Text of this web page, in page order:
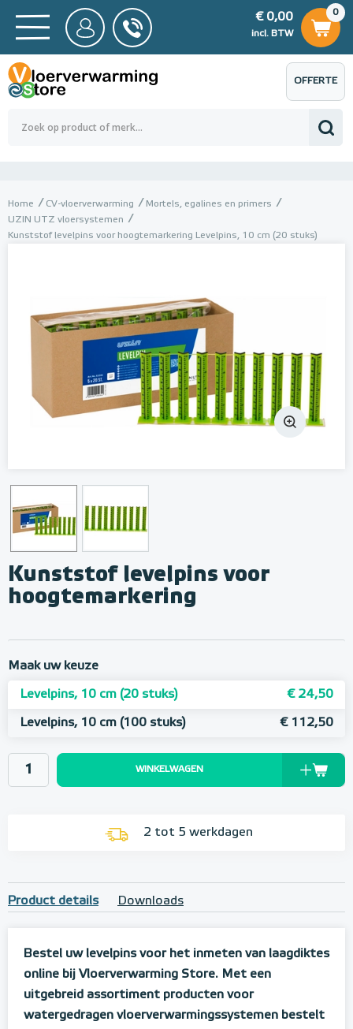
BTW
0,00
0
€ 0,00
incl. BTW
€ 0,00
OFFERTE
AANVRAGEN
Home CV-vloerverwarming
Mortels, egalines en primers
UZIN UTZ vloersystemen
Kunststof levelpins voor hoogtemarkering Levelpins, 10 cm (20 stuks)
Kunststof levelpins voor
hoogtemarkering
Maak uw keuze
Levelpins, 10 cm (20 stuks) € 24,50
Levelpins, 10 cm (100 stuks) € 112,50
WINKELWAGEN
2 tot 5 werkdagen
Product details Downloads
Bestel uw levelpins voor het inmeten van laagdiktes
online bij Vloerverwarming Store. Met een
uitgebreid assortiment producten voor
watergedragen vloerverwarmingssystemen bestelt